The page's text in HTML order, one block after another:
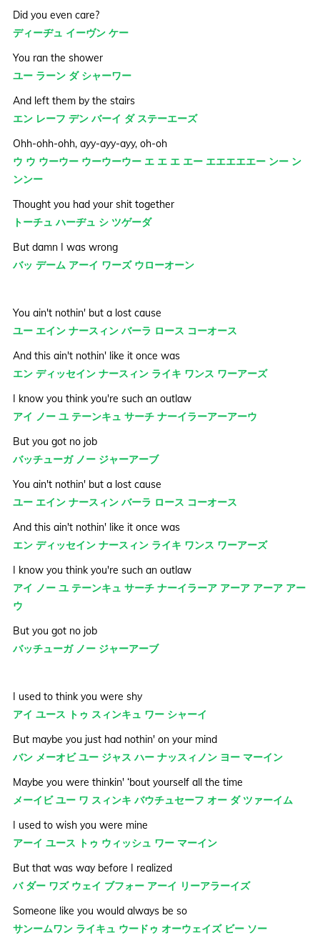
Did you even care?
ディーヂュ イーヴン ケー
You ran the shower
ユー ラーン ダ シャーワー
And left them by the stairs
エン レーフ デン バーイ ダ ステーエーズ
Ohh-ohh-ohh, ayy-ayy-ayy, oh-oh
ウ ウ ウーウー ウーウーウー エ エ エ エー エエエエエー ンー ン
ンンー
Thought you had your shit together
トーチュ ハーヂュ シ ツゲーダ
But damn I was wrong
バッ デーム アーイ ワーズ ウローオーン
You ain't nothin' but a lost cause
ユー エイン ナースィン バーラ ロース コーオース
And this ain't nothin' like it once was
エン ディッセイン ナースィン ライキ ワンス ワーアーズ
I know you think you're such an outlaw
アイ ノー ユ テーンキュ サーチ ナーイラーアーアーウ
But you got no job
バッチューガ ノー ジャーアーブ
You ain't nothin' but a lost cause
ユー エイン ナースィン バーラ ロース コーオース
And this ain't nothin' like it once was
エン ディッセイン ナースィン ライキ ワンス ワーアーズ
I know you think you're such an outlaw
アイ ノー ユ テーンキュ サーチ ナーイラーア アーア アーア アー
ウ
But you got no job
バッチューガ ノー ジャーアーブ
I used to think you were shy
アイ ユース トゥ スィンキュ ワー シャーイ
But maybe you just had nothin' on your mind
バン メーオビ ユー ジャス ハー ナッスィノン ヨー マーイン
Maybe you were thinkin' ‘bout yourself all the time
メーイビ ユー ワ スィンキ バウチュセーフ オー ダ ツァーイム
I used to wish you were mine
アーイ ユース トゥ ウィッシュ ワー マーイン
But that was way before I realized
バ ダー ワズ ウェイ ブフォー アーイ リーアラーイズ
Someone like you would always be so
サンームワン ライキュ ウードゥ オーウェイズ ビー ソー